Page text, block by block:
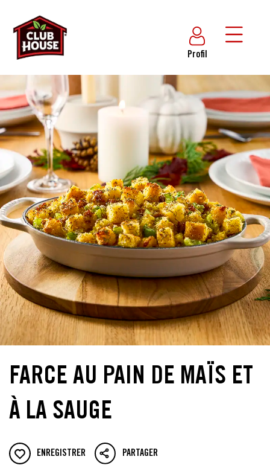
Profil
FARCE AU PAIN DE MAÏS ET
À LA SAUGE
ENREGISTRER PARTAGER